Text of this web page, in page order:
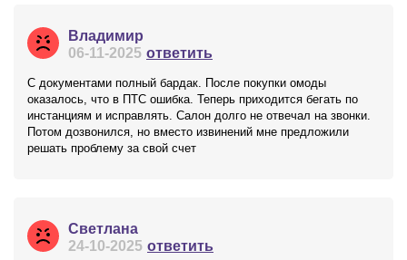
Владимир
06-11-2025 ответить
С документами полный бардак. После покупки омоды
оказалось, что в ПТС ошибка. Теперь приходится бегать по
инстанциям и исправлять. Салон долго не отвечал на звонки.
Потом дозвонился, но вместо извинений мне предложили
решать проблему за свой счет
Светлана
24-10-2025 ответить